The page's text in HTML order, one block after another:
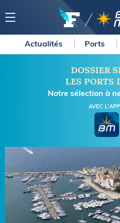
Actualités Ports
DOSSIER
LES PORTS
Notre sélection à
AVEC